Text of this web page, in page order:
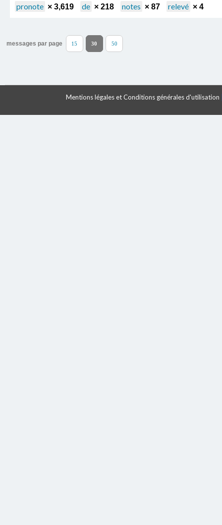
pronote × 3,619 de × 218 notes × 87 relevé × 4
messages par page 15 30 50
Mentions légales et Conditions générales d'utilisation